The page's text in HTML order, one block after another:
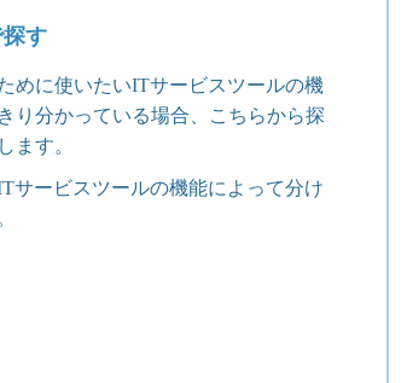
す
めに使いたいITサービスツールの機
り分かっている場合、こちらから探
ます。
サービスツールの機能によって分け